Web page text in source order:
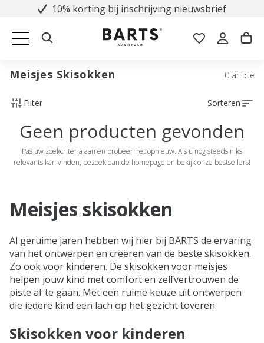
10% korting bij inschrijving nieuwsbrief
Meisjes Skisokken 0 article
Filter Sorteren
Geen producten gevonden
Pas uw zoekcriteria aan en probeer het opnieuw. Als u nog steeds niks
relevants kan vinden, bezoek dan de homepage en bekijk onze bestsellers!
Meisjes skisokken
Al geruime jaren hebben wij hier bij BARTS de ervaring
van het ontwerpen en creëren van de beste skisokken.
Zo ook voor kinderen. De skisokken voor meisjes
helpen jouw kind met comfort en zelfvertrouwen de
piste af te gaan. Met een ruime keuze uit ontwerpen
die iedere kind een lach op het gezicht toveren.
Skisokken voor kinderen